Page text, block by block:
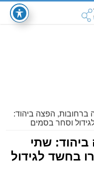
ברחובות, הפצה ביהוד:
וסחר בסמים
שתי
בחשד לגידול